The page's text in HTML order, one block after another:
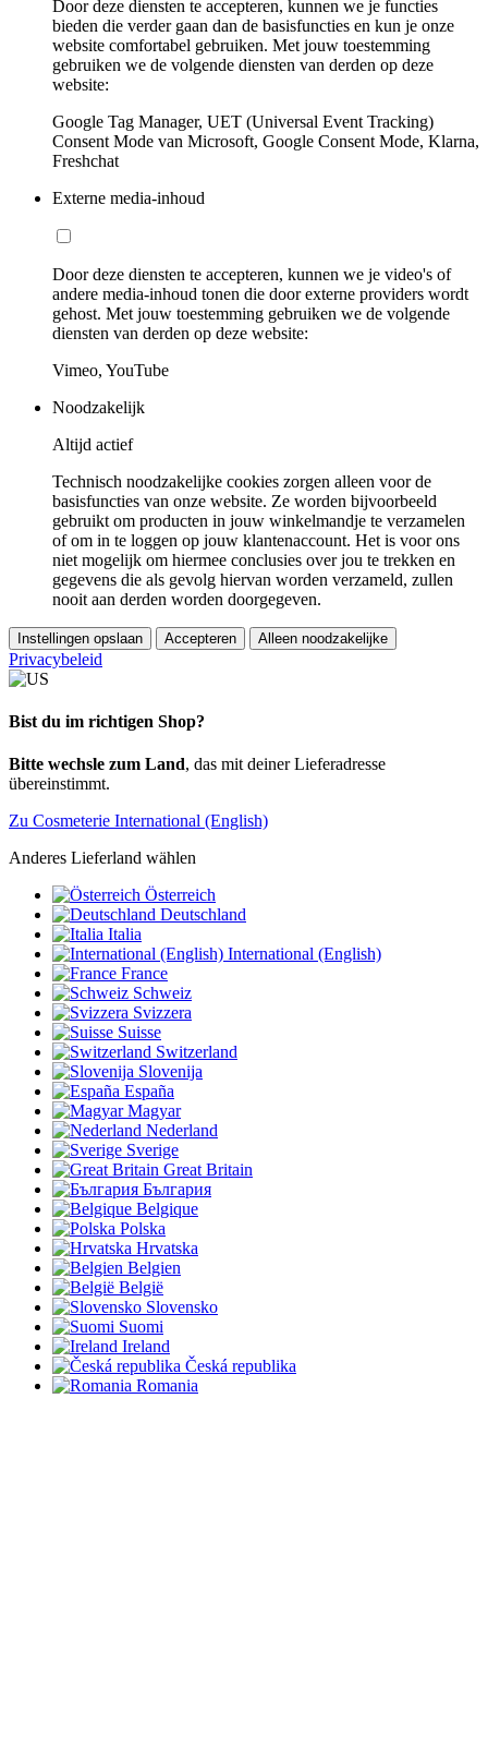
Door deze diensten te accepteren, kunnen we je functies
bieden die verder gaan dan de basisfuncties en kun je onze
website comfortabel gebruiken. Met jouw toestemming
gebruiken we de volgende diensten van derden op deze
website:
Google Tag Manager, UET (Universal Event Tracking)
Consent Mode van Microsoft, Google Consent Mode, Klarna,
Freshchat
Externe media-inhoud
Door deze diensten te accepteren, kunnen we je video's of
andere media-inhoud tonen die door externe providers wordt
gehost. Met jouw toestemming gebruiken we de volgende
diensten van derden op deze website:
Vimeo, YouTube
Noodzakelijk
Altijd actief
Technisch noodzakelijke cookies zorgen alleen voor de
basisfuncties van onze website. Ze worden bijvoorbeeld
gebruikt om producten in jouw winkelmandje te verzamelen
of om in te loggen op jouw klantenaccount. Het is voor ons
niet mogelijk om hiermee conclusies over jou te trekken en
gegevens die als gevolg hiervan worden verzameld, zullen
nooit aan derden worden doorgegeven.
Instellingen opslaan Accepteren Alleen noodzakelijke
Privacybeleid
Bist du im richtigen Shop?
Bitte wechsle zum Land, das mit deiner Lieferadresse
übereinstimmt.
Zu Cosmeterie International (English)
Anderes Lieferland wählen
Österreich
Deutschland
Italia
International (English)
France
Schweiz
Svizzera
Suisse
Switzerland
Slovenija
España
Magyar
Nederland
Sverige
Great Britain
България
Belgique
Polska
Hrvatska
Belgien
België
Slovensko
Suomi
Ireland
Česká republika
Romania